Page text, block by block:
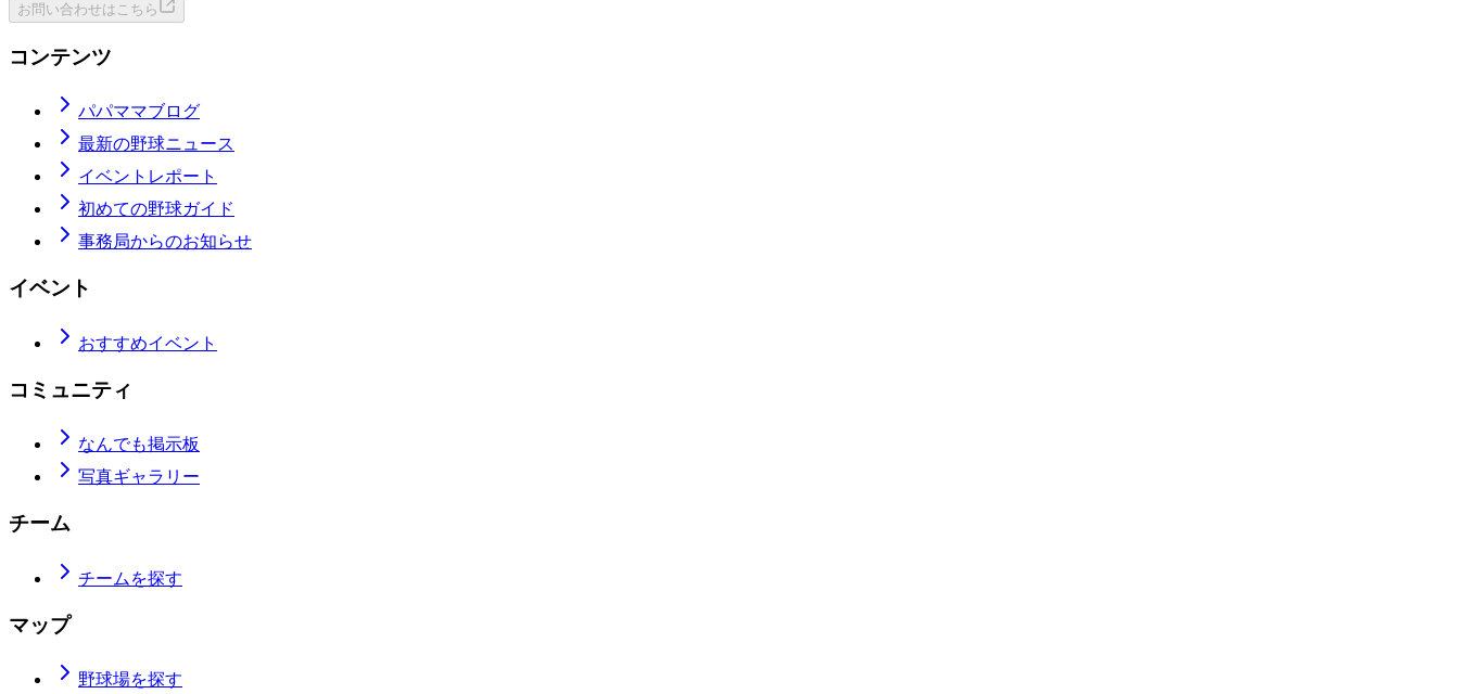
お問い合わせはこちら
コンテンツ
パパママブログ
最新の野球ニュース
イベントレポート
初めての野球ガイド
事務局からのお知らせ
イベント
おすすめイベント
コミュニティ
なんでも掲示板
写真ギャラリー
チーム
チームを探す
マップ
野球場を探す